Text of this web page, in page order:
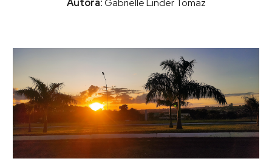
Autora:Gabrielle Linder Tomaz